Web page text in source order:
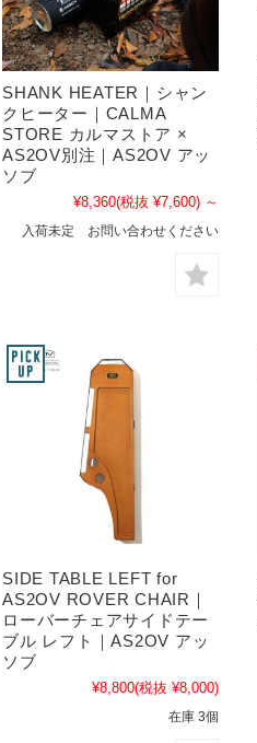
SHANK HEATER｜シャン
クヒーター｜CALMA
STORE カルマストア ×
AS2OV別注｜AS2OV アッ
ソブ
¥8,360(税抜 ¥7,600) ～
入荷未定 お問い合わせください
SIDE TABLE LEFT for
AS2OV ROVER CHAIR｜
ローバーチェアサイドテー
ブル レフト｜AS2OV アッ
ソブ
¥8,800(税抜 ¥8,000)
在庫 3個